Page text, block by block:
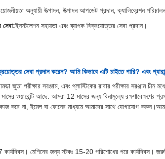
অনুযায়ী উত্পাদন, উত্পাদন আপডেট প্রদান, ক্যালিব্রেশন
সেবা:ইনস্টলেশন সহায়তা এবং ব্যাপক বিক্রয়োত্তর সেবা প্রদান।
সেবা প্রদান করেন? আমি কিভাবে এটি চাইতে পারি? এবং
জুতা পরীক্ষার সরঞ্জাম, এবং প্লাস্টিকের রাবার পরীক্ষার সরঞ্জাম চীন
ওয়ারেন্টি আছে. আমরা 12 মাসের জন্য বিনামূল্যে রক্ষণাবেক্ষণের
করে না, ইমেল বা ফোনের মাধ্যমে আমাদের সাথে যোগাযোগ
7 কার্যদিবস। মেশিনের জন্য স্টকঃ 15-20 পরিশোধের পরে কার্যদিবস।